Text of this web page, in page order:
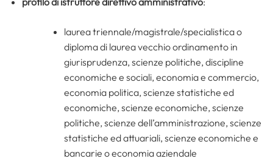
laurea triennale/magistrale/specialistica o
diploma di laurea vecchio ordinamento in
giurisprudenza, scienze politiche, discipline
economiche e sociali, economia e commercio,
economia politica, scienze statistiche ed
economiche, scienze economiche, scienze
politiche, scienze dell’amministrazione, scienze
statistiche ed attuariali, scienze economiche e
bancarie o economia aziendale